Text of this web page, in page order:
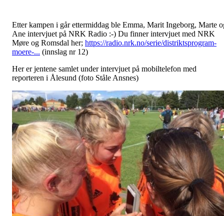
Etter kampen i går ettermiddag ble Emma, Marit Ingeborg, Marte
Ane intervjuet på NRK Radio :-) Du finner intervjuet med NRK
Møre og Romsdal her; https://radio.nrk.no/serie/distriktsprogram-
moere-... (innslag nr 12)
Her er jentene samlet under intervjuet på mobiltelefon med
reporteren i Ålesund (foto Ståle Ansnes)